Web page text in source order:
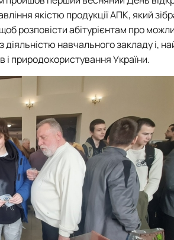
Бази практичного
Інформація про
якістю продукції АПК, який
розповісти абітурієнтам про
навчального закладу і,
і природокористування України.